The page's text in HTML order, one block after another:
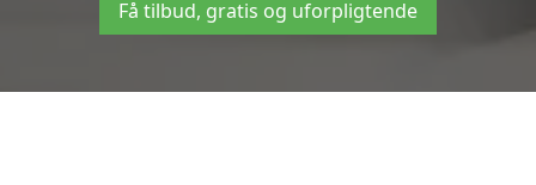
Få tilbud, gratis og uforpligtende